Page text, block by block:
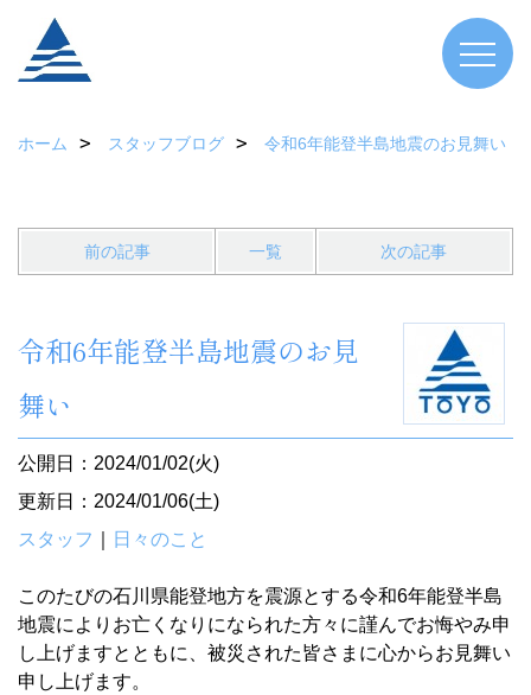
ホーム スタッフブログ 令和6年能登半島地震のお見舞い
前の記事 一覧 次の記事
令和6年能登半島地震のお見
舞い
公開日：2024/01/02(火)
更新日：2024/01/06(土)
スタッフ
日々のこと
このたびの石川県能登地方を震源とする令和6年能登半島
地震によりお亡くなりになられた方々に謹んでお悔やみ申
し上げますとともに、被災された皆さまに心からお見舞い
申し上げます。